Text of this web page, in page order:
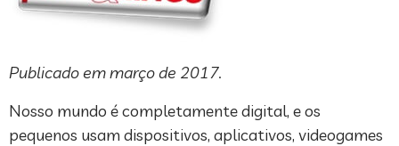
Publicado em março de 2017.
Nosso mundo é completamente digital, e os
pequenos usam dispositivos, aplicativos, videogames